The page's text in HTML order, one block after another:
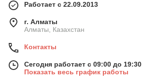
Работает с 22.09.2013
г. Алматы
Алматы, Казахстан
Контакты
Сегодня работает с 09:00 до 19:30
Показать весь график работы